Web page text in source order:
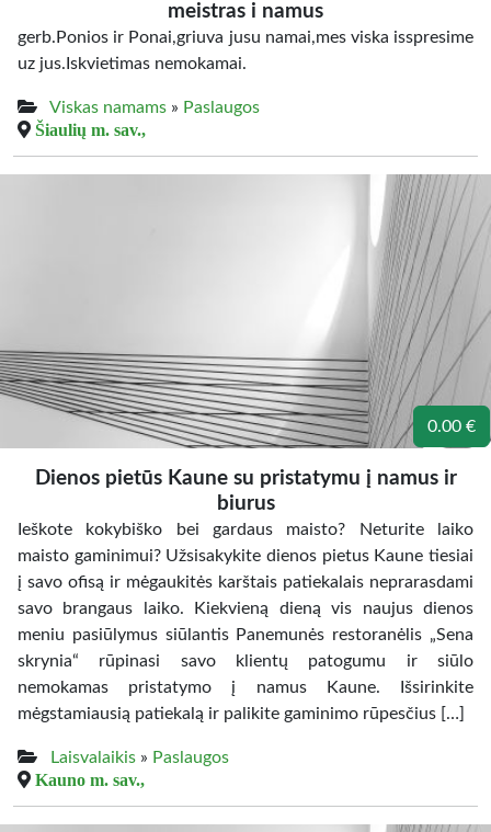
meistras i namus
gerb.Ponios ir Ponai,griuva jusu namai,mes viska isspresime
uz jus.Iskvietimas nemokamai.
Viskas namams » Paslaugos
Šiaulių m. sav.,
0.00 €
Dienos pietūs Kaune su pristatymu į namus ir
biurus
Ieškote kokybiško bei gardaus maisto? Neturite laiko
maisto gaminimui? Užsisakykite dienos pietus Kaune tiesiai
į savo ofisą ir mėgaukitės karštais patiekalais neprarasdami
savo brangaus laiko. Kiekvieną dieną vis naujus dienos
meniu pasiūlymus siūlantis Panemunės restoranėlis „Sena
skrynia“ rūpinasi savo klientų patogumu ir siūlo
nemokamas pristatymo į namus Kaune. Išsirinkite
mėgstamiausią patiekalą ir palikite gaminimo rūpesčius […]
Laisvalaikis » Paslaugos
Kauno m. sav.,